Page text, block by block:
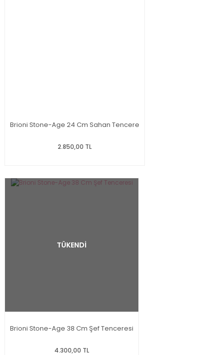
Brioni Stone-Age 24 Cm Sahan Tencere
2.850,00 TL
TÜKENDİ
Brioni Stone-Age 38 Cm Şef Tenceresi
4.300,00 TL